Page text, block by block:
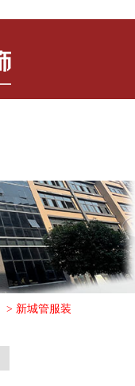
> 新城管服装